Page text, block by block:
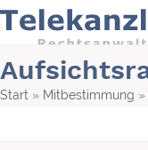
Skip
content
Start » Mitbestimmung »